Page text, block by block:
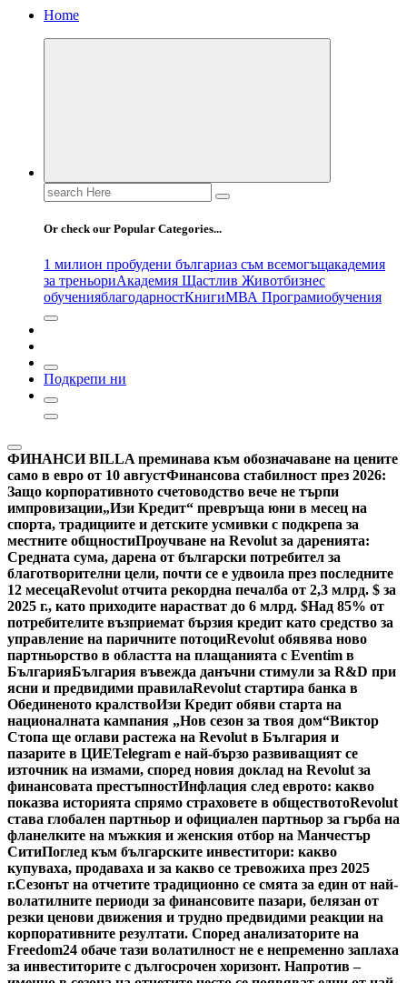
Home
Search
for:
Or check our Popular Categories...
1 милион пробудени българиаз съм всемогъщакадемия
за треньориАкадемия Щастлив Животбизнес
обученияблагодарностКнигиМВА Програмиобучения
Подкрепи ни
ФИНАНСИ BILLA преминава към обозначаване на цените
само в евро от 10 августФинансова стабилност през 2026:
Защо корпоративното счетоводство вече не търпи
импровизации„Изи Кредит“ превръща юни в месец на
спорта, традициите и детските усмивки с подкрепа за
местните общностиПроучване на Revolut за даренията:
Средната сума, дарена от български потребител за
благотворителни цели, почти се е удвоила през последните
12 месецаRevolut отчита рекордна печалба от 2,3 млрд. $ за
2025 г., като приходите нарастват до 6 млрд. $Над 85% от
потребителите възприемат бързия кредит като средство за
управление на паричните потоциRevolut обявява ново
партньорство в областта на плащанията с Eventim в
БългарияБългария въвежда данъчни стимули за R&D при
ясни и предвидими правилаRevolut стартира банка в
Обединеното кралствоИзи Кредит обяви старта на
националната кампания „Нов сезон за твоя дом“Виктор
Стопа ще оглави растежа на Revolut в България и
пазарите в ЦИЕTelegram е най-бързо развиващият се
източник на измами, според новия доклад на Revolut за
финансовата престъпностИнфлация след еврото: какво
показва историята спрямо страховете в обществотоRevolut
става глобален партньор и официален партньор за гърба на
фланелките на мъжкия и женския отбор на Манчестър
СитиПоглед към българските инвеститори: какво
купуваха, продаваха и за какво се тревожиха през 2025
г.Сезонът на отчетите традиционно се смята за един от най-
волатилните периоди за финансовите пазари, белязан от
резки ценови движения и трудно предвидими реакции на
корпоративните резултати. Според анализаторите на
Freedom24 обаче тази волатилност не е непременно заплаха
за инвеститорите с дългосрочен хоризонт. Напротив –